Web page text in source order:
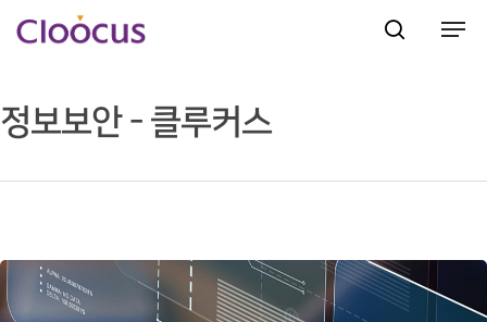
Hit enter to search or ESC to close
정보보안 - 클루커스